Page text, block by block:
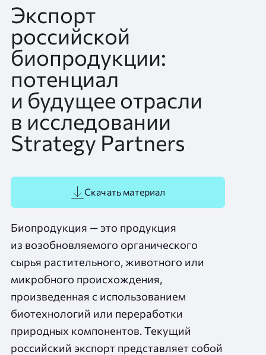
Экспорт
российской
биопродукции:
потенциал
и будущее отрасли
в исследовании
Strategy Partners
Скачать материал
Биопродукция — это продукция
из возобновляемого органического
сырья растительного, животного или
микробного происхождения,
произведенная с использованием
биотехнологий или переработки
природных компонентов. Текущий
российский экспорт представляет собой